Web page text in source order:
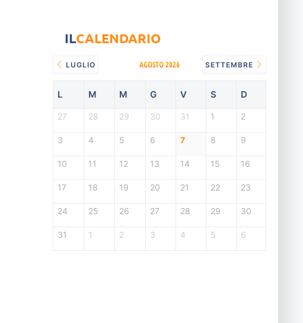
ILCALENDARIO
LUGLIO AGOSTO 2026 SETTEMBRE
L M M G V S D
27 28 29 30 31 1 2
3 4 5 6 7 8 9
10 11 12 13 14 15 16
17 18 19 20 21 22 23
24 25 26 27 28 29 30
31 1 2 3 4 5 6